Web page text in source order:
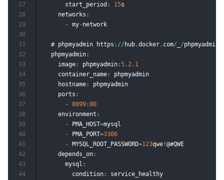
      start_period
: 15s
    networks
:
-
my- network
  # phpmyadmin https
: // hub .docker . com/ /phpmyadmin
  phpmyadmin
:
    image
: phpmyadmin :5.2.1
    container_name
:
phpmyadmin
    hostname
:
phpmyadmin
    ports
:
-
8899 :80
    environment
:
-
PMA_HOST=mysql
-
PMA_PORT=3306
-
MYSQL_ROOT_PASSWORD=123qwe !@#QWE
    depends_on
:
      mysql
:
        condition
:
service_healthy
27
28
29
30
31
32
33
34
35
36
37
38
39
40
41
42
43
44